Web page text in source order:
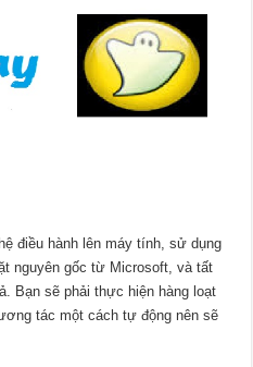
điều hành lên máy tính, sử dụng
nguyên gốc từ Microsoft, và tất
Bạn sẽ phải thực hiện hàng loạt
tác một cách tự động nên sẽ